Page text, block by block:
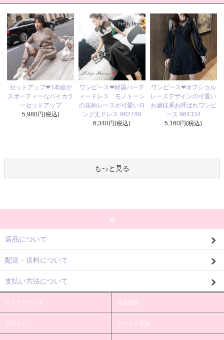
セットアップ❤1本線が
スポーティーなバイカラ
ーセットアップ
5,980円(税込)
ワンピース❤韓国パーテ
ィードレス モノトーン
の花柄レースが可愛いロ
ング丈ドレス 962749
6,340円(税込)
ワンピース❤オフショル
レースデザインの可愛い
お嬢様系お呼ばれワンピ
ース 964334
5,160円(税込)
もっと見る
返品について
配送・送料について
支払い方法について
マイアカウント 会員登録
ログイン カートを見る